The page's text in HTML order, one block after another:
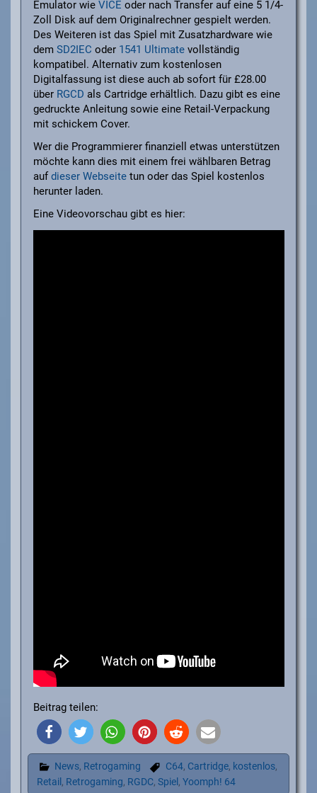
Emulator wie VICE oder nach Transfer auf eine 5 1/4-
Zoll Disk auf dem Originalrechner gespielt werden.
Des Weiteren ist das Spiel mit Zusatzhardware wie
dem SD2IEC oder 1541 Ultimatevollständig
kompatibel. Alternativ zum kostenlosen
Digitalfassung ist diese auch ab sofort für £28.00
über RGCD als Cartridge erhältlich. Dazu gibt es eine
gedruckte Anleitung sowie eine Retail-Verpackung
mit schickem Cover.
Wer die Programmierer finanziell etwas unterstützen
möchte kann dies mit einem frei wählbaren Betrag
aufdieser Webseitetun oder das Spiel kostenlos
herunter laden.
Eine Videovorschau gibt es hier:
Beitrag teilen:
News, Retrogaming C64, Cartridge, kostenlos,
Retail , Retrogaming, RGDC, Spiel , Yoomph! 64